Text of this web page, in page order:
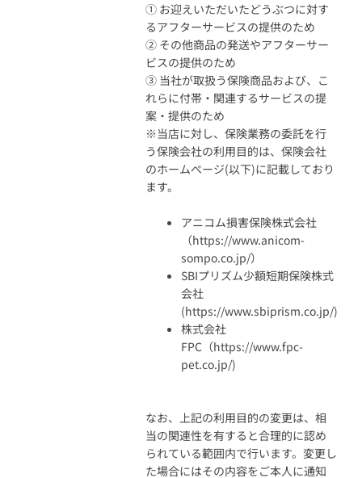
① お迎えいただいたどうぶつに対す
るアフターサービスの提供のため
② その他商品の発送やアフターサー
ビスの提供のため
③ 当社が取扱う保険商品および、こ
れらに付帯・関連するサービスの提
案・提供のため
※当店に対し、保険業務の委託を行
う保険会社の利用目的は、保険会社
のホームぺージ(以下)に記載しており
ます。
アニコム損害保険株式会社
（https://www.anicom-
sompo.co.jp/）
SBIプリズム少額短期保険株式
会社
(https://www.sbiprism.co.jp/)
株式会社
FPC（https://www.fpc-
pet.co.jp/)
なお、上記の利用目的の変更は、相
当の関連性を有すると合理的に認め
られている範囲内で行います。変更し
た場合にはその内容をご本人に通知